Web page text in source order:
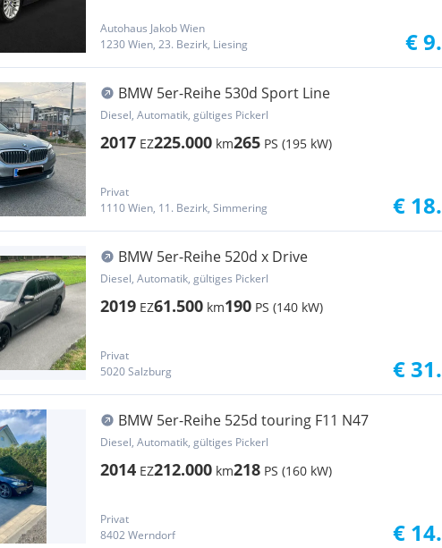
Autohaus Jakob Wien
1230 Wien, 23. Bezirk, Liesing
€
BMW 5er-Reihe 530d Sport Line
Diesel, Automatik, gültiges Pickerl
2017 EZ225.000 km265 PS (195 kW)
Privat
1110 Wien, 11. Bezirk, Simmering
€
BMW 5er-Reihe 520d x Drive
Diesel, Automatik, gültiges Pickerl
2019 EZ61.500 km190 PS (140 kW)
Privat
5020 Salzburg
€
BMW 5er-Reihe 525d touring F11 N47
Diesel, Automatik, gültiges Pickerl
2014 EZ212.000 km218 PS (160 kW)
Privat
8402 Werndorf
€